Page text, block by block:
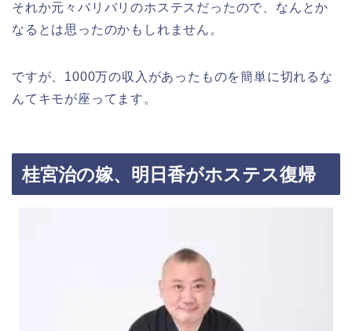
それか元々バリバリのホステスだったので、なんとか
なるとは思ったのかもしれません。
ですが、1000万の収入があったものを簡単に切れるな
んてキモが座ってます。
桂宮治の嫁、明日香がホステス復帰